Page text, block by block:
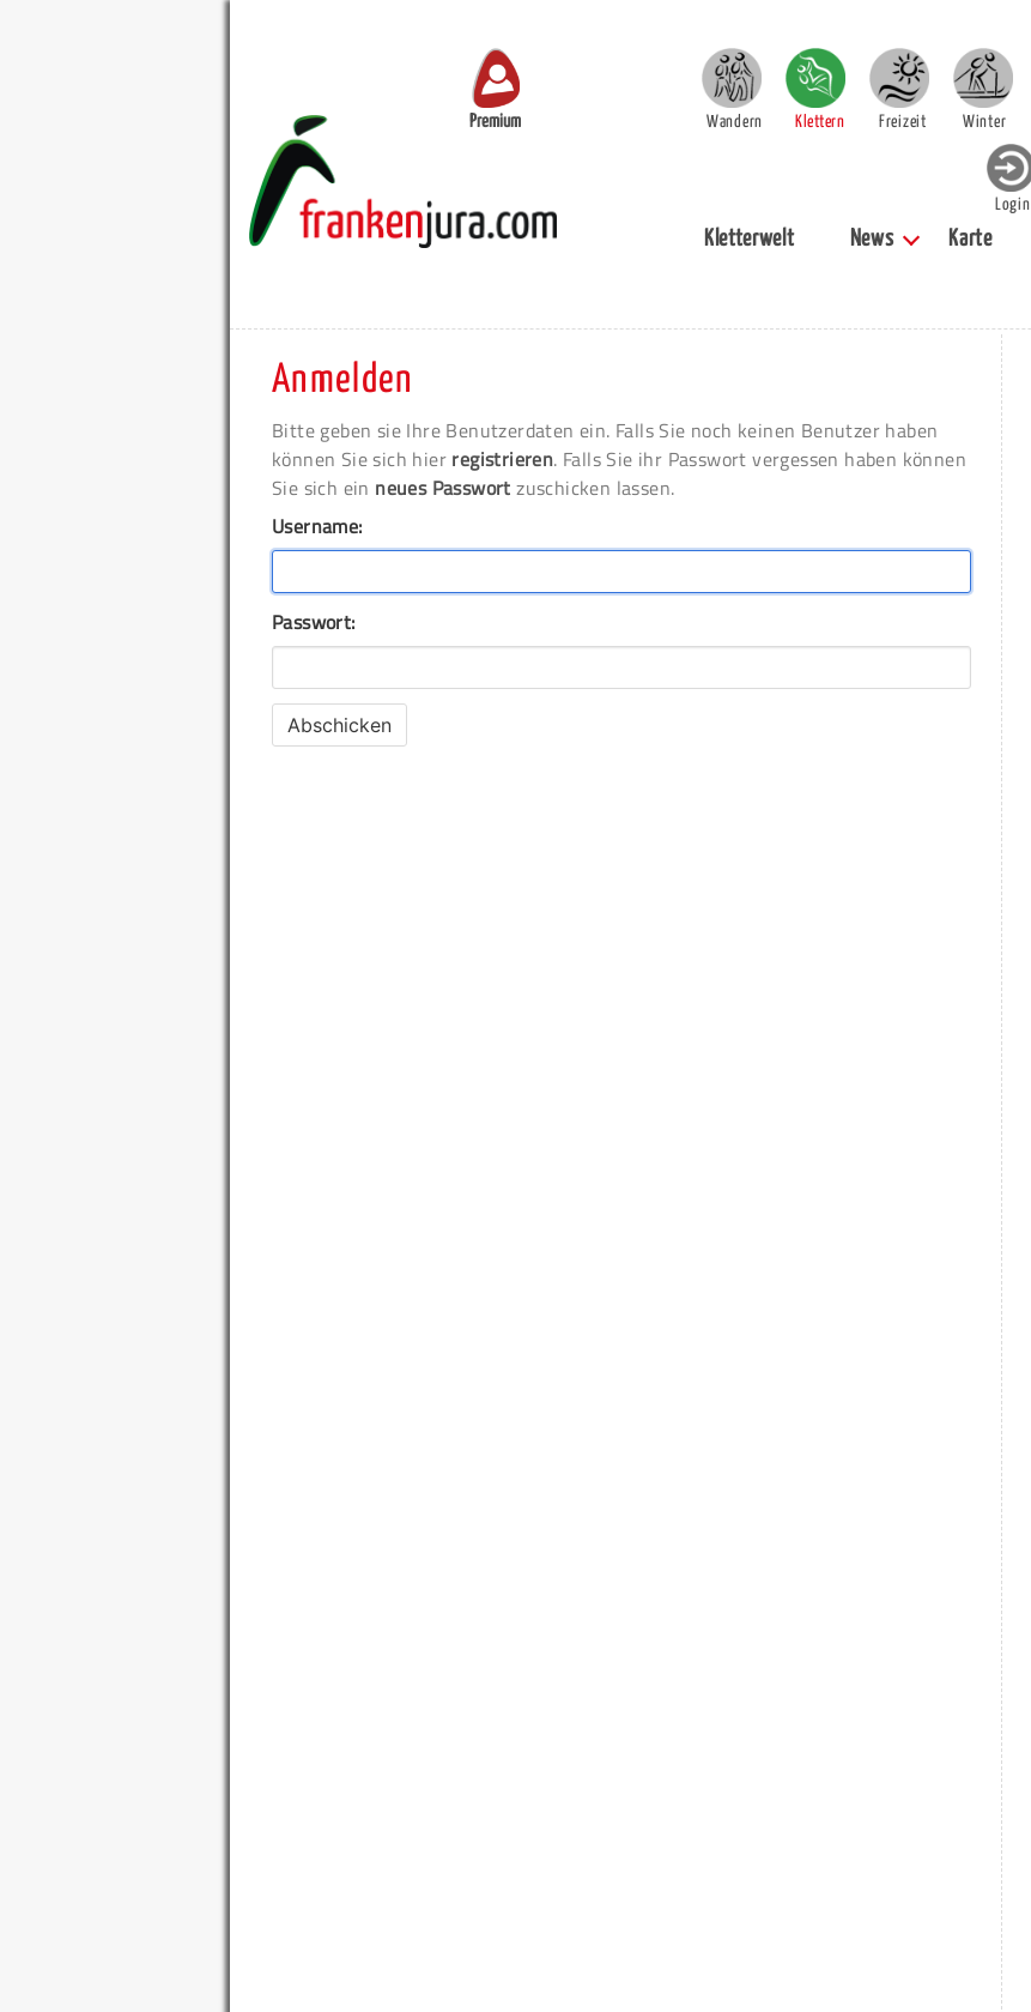
Premium Wandern Klettern Freizeit Winter
Login
Kletterwelt News Karte
Anmelden
Bitte geben sie Ihre Benutzerdaten ein. Falls Sie noch keinen Benutzer haben
können Sie sich hier registrieren. Falls Sie ihr Passwort vergessen haben können
Sie sich ein neues Passwort zuschicken lassen.
Username:
Passwort: